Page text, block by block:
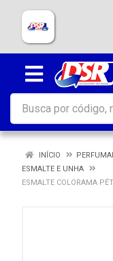
INÍCIO
ESMALTE E UNHA
ESMALTE COLORAMA